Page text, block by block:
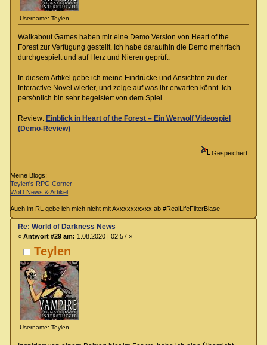
Username: Teylen
Walkabout Games haben mir eine Demo Version von Heart of the
Forest zur Verfügung gestellt. Ich habe daraufhin die Demo mehrfach
durchgespielt und auf Herz und Nieren geprüft.
In diesem Artikel gebe ich meine Eindrücke und Ansichten zu der
Interactive Novel wieder, und zeige auf was ihr erwarten könnt. Ich
persönlich bin sehr begeistert von dem Spiel.
Review: Einblick in Heart of the Forest – Ein Werwolf Videospiel
(Demo-Review)
Gespeichert
Meine Blogs:
Teylen's RPG Corner
WoD News & Artikel
Auch im RL gebe ich mich nicht mit Axxxxxxxxxx ab #RealLifeFilterBlase
Teylen
Username: Teylen
Re: World of Darkness News
« Antwort #29 am: 1.08.2020 | 02:57 »